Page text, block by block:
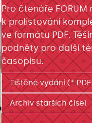
Pro čtenáře FORUM
k prolistování
ve formátu PDF.
podněty pro další
časopisu.
Tištěné vydání
Archiv starších čísel